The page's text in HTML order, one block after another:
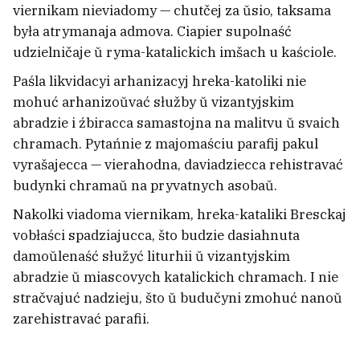
viernikam nieviadomy — chutčej za ŭsio, taksama
była atrymanaja admova. Ciapier supolnaść
udzielničaje ŭ ryma-katalickich imšach u kaściole.
Paśla likvidacyi arhanizacyj hreka-katoliki nie
mohuć arhanizoŭvać słužby ŭ vizantyjskim
abradzie i źbiracca samastojna na malitvu ŭ svaich
chramach. Pytańnie z majomaściu parafij pakul
vyrašajecca — vierahodna, daviadziecca rehistravać
budynki chramaŭ na pryvatnych asobaŭ.
Nakolki viadoma viernikam, hreka-kataliki Bresckaj
vobłaści spadziajucca, što budzie dasiahnuta
damoŭlenaść słužyć liturhii ŭ vizantyjskim
abradzie ŭ miascovych katalickich chramach. I nie
stračvajuć nadzieju, što ŭ budučyni zmohuć nanoŭ
zarehistravać parafii.
Ispanija ŭvodzić pamiežny kantrol ź
Italijaj
3
Ukrainskija drony ŭdaryli pa Syzranskim
NPZ
Rasija ŭnačy ŭdaryła pa Ukrainie